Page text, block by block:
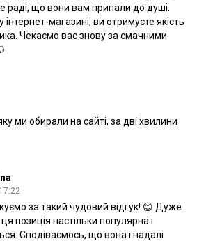
раді, що вони вам припали до душі.
магазині, ви отримуєте якість
Чекаємо вас знову за смачними
ми обирали на сайті, за дві хвилини
за такий чудовий відгук! 😊 Дуже
позиція настільки популярна і
Сподіваємось, що вона і надалі